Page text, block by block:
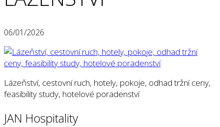
06/01/2026
Lázeňství, cestovní ruch, hotely, pokoje, odhad tržní ceny,
feasibility study, hotelové poradenství
JAN Hospitality